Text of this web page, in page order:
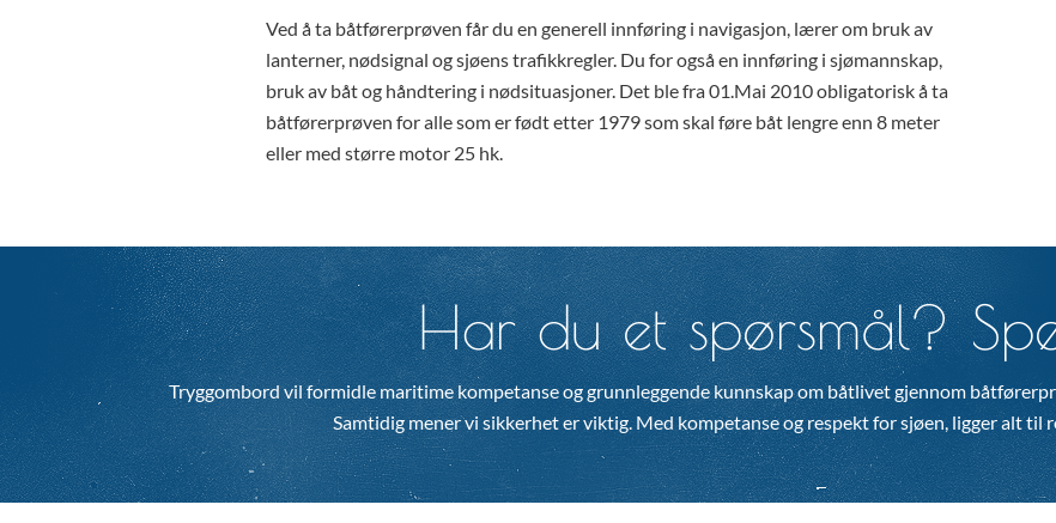
Ved å ta båtførerprøven får du en generell innføring i navigasjon, lærer om bruk av
lanterner, nødsignal og sjøens trafikkregler. Du for også en innføring i sjømannskap,
bruk av båt og håndtering i nødsituasjoner. Det ble fra 01.Mai 2010 obligatorisk å ta
båtførerprøven for alle som er født etter 1979 som skal føre båt lengre enn 8 meter
eller med større motor 25 hk.
Har du et spørsmål?
Tryggombord vil formidle maritime kompetanse og grunnleggende kunnskap om båtlivet gjennom
Samtidig mener vi sikkerhet er viktig. Med kompetanse og respekt for sjøen, ligger alt til